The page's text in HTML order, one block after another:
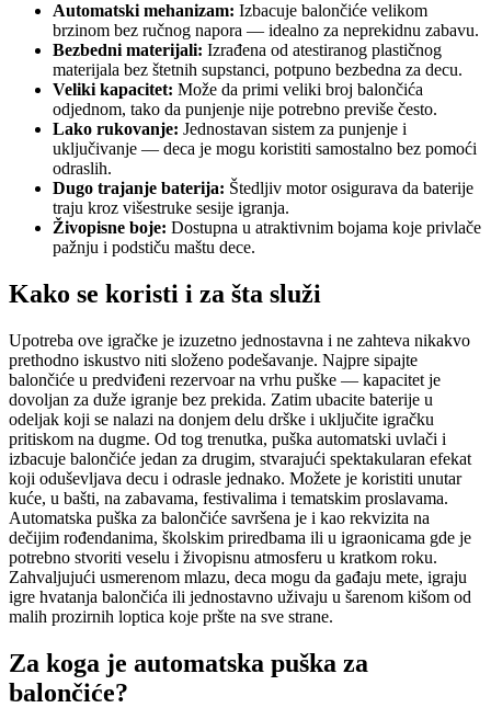
Automatski mehanizam: Izbacuje balončiće velikom
brzinom bez ručnog napora — idealno za neprekidnu zabavu.
Bezbedni materijali: Izrađena od atestiranog plastičnog
materijala bez štetnih supstanci, potpuno bezbedna za decu.
Veliki kapacitet: Može da primi veliki broj balončića
odjednom, tako da punjenje nije potrebno previše često.
Lako rukovanje: Jednostavan sistem za punjenje i
uključivanje — deca je mogu koristiti samostalno bez pomoći
odraslih.
Dugo trajanje baterija: Štedljiv motor osigurava da baterije
traju kroz višestruke sesije igranja.
Živopisne boje: Dostupna u atraktivnim bojama koje privlače
pažnju i podstiču maštu dece.
Kako se koristi i za šta služi
Upotreba ove igračke je izuzetno jednostavna i ne zahteva nikakvo
prethodno iskustvo niti složeno podešavanje. Najpre sipajte
balončiće u predviđeni rezervoar na vrhu puške — kapacitet je
dovoljan za duže igranje bez prekida. Zatim ubacite baterije u
odeljak koji se nalazi na donjem delu drške i uključite igračku
pritiskom na dugme. Od tog trenutka, puška automatski uvlači i
izbacuje balončiće jedan za drugim, stvarajući spektakularan efekat
koji oduševljava decu i odrasle jednako. Možete je koristiti unutar
kuće, u bašti, na zabavama, festivalima i tematskim proslavama.
Automatska puška za balončiće savršena je i kao rekvizita na
dečijim rođendanima, školskim priredbama ili u igraonicama gde je
potrebno stvoriti veselu i živopisnu atmosferu u kratkom roku.
Zahvaljujući usmerenom mlazu, deca mogu da gađaju mete, igraju
igre hvatanja balončića ili jednostavno uživaju u šarenom kišom od
malih prozirnih loptica koje pršte na sve strane.
Za koga je automatska puška za
balončiće?